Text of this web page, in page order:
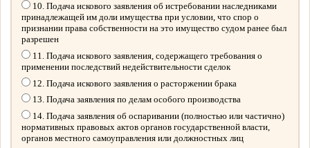
10. Подача искового заявления об истребовании наследниками
принадлежащей им доли имущества при условии, что спор о
признании права собственности на это имущество судом ранее был
разрешен
11. Подача искового заявления, содержащего требования о
применении последствий недействительности сделок
12. Подача искового заявления о расторжении брака
13. Подача заявления по делам особого производства
14. Подача заявления об оспаривании (полностью или частично)
нормативных правовых актов органов государственной власти,
органов местного самоуправления или должностных лиц